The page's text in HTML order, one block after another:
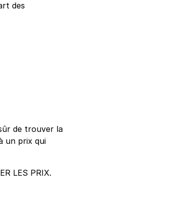
des
de trouver la
un prix qui
LES PRIX.